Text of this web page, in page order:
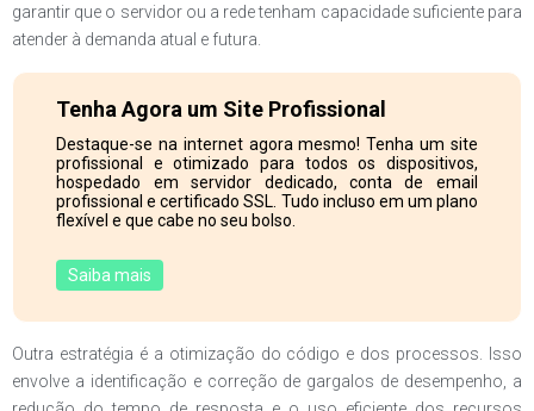
garantir que o servidor ou a rede tenham capacidade suficiente para
atender à demanda atual e futura.
Tenha Agora um Site Profissional
Destaque-se na internet agora mesmo! Tenha um site
profissional e otimizado para todos os dispositivos,
hospedado em servidor dedicado, conta de email
profissional e certificado SSL. Tudo incluso em um plano
flexível e que cabe no seu bolso.
Saiba mais
Outra estratégia é a otimização do código e dos processos. Isso
envolve a identificação e correção de gargalos de desempenho, a